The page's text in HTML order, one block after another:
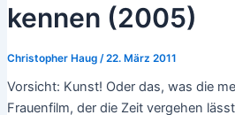
kennen (2005)
Christopher Haug /22. März 2011
Vorsicht: Kunst! Oder das, was die
Frauenfilm, der die Zeit vergehen